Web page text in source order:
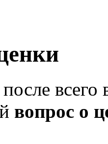
вопрос о